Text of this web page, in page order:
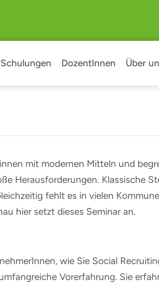
DozentInnen Über
mit modernen Mitteln und
Herausforderungen. Klassische
fehlt es in vielen
hier setzt dieses Seminar an.
wie Sie Social
Vorerfahrung. Sie